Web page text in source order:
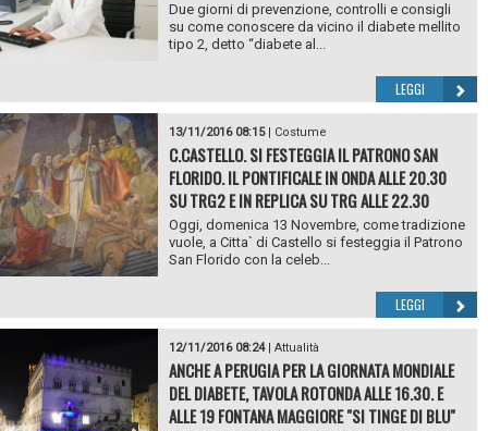
Due giorni di prevenzione, controlli e consigli
su come conoscere da vicino il diabete mellito
tipo 2, detto “diabete al...
LEGGI
13/11/2016 08:15| Costume
C.CASTELLO. SI FESTEGGIA IL PATRONO SAN
FLORIDO. IL PONTIFICALE IN ONDA ALLE 20.30
SU TRG2 E IN REPLICA SU TRG ALLE 22.30
Oggi, domenica 13 Novembre, come tradizione
vuole, a Citta` di Castello si festeggia il Patrono
San Florido con la celeb...
LEGGI
12/11/2016 08:24| Attualità
ANCHE A PERUGIA PER LA GIORNATA MONDIALE
DEL DIABETE, TAVOLA ROTONDA ALLE 16.30. E
ALLE 19 FONTANA MAGGIORE "SI TINGE DI BLU"